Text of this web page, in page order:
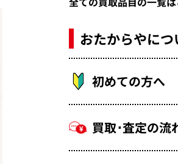
おたからやにつ
初めての方へ
買取･査定の流